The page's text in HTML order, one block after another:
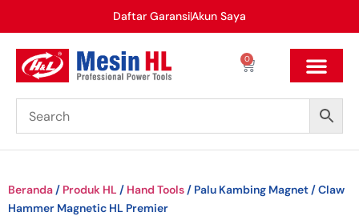
Daftar GaransiAkun Saya
0
Beranda / Produk HL / Hand Tools / Palu Kambing Magnet / Claw
Hammer Magnetic HL Premier